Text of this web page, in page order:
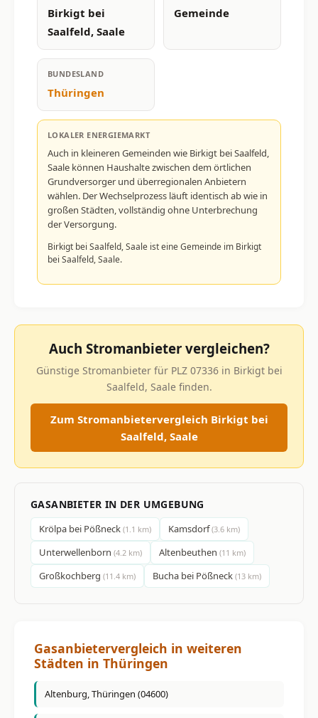
Birkigt bei
Saalfeld, Saale
Gemeinde
BUNDESLAND
Thüringen
LOKALER ENERGIEMARKT
Auch in kleineren Gemeinden wie Birkigt bei Saalfeld,
Saale können Haushalte zwischen dem örtlichen
Grundversorger und überregionalen Anbietern
wählen. Der Wechselprozess läuft identisch ab wie in
großen Städten, vollständig ohne Unterbrechung
der Versorgung.
Birkigt bei Saalfeld, Saale ist eine Gemeinde im Birkigt
bei Saalfeld, Saale.
Auch Stromanbieter vergleichen?
Günstige Stromanbieter für PLZ 07336 in Birkigt bei
Saalfeld, Saale finden.
Zum Stromanbietervergleich Birkigt bei
Saalfeld, Saale
GASANBIETER IN DER UMGEBUNG
Krölpa bei Pößneck (1.1 km) Kamsdorf(3.6 km)
Unterwellenborn (4.2 km) Altenbeuthen (11 km)
Großkochberg (11.4 km) Bucha bei Pößneck (13 km)
Gasanbietervergleich in weiteren
Städten in Thüringen
Altenburg, Thüringen (04600)